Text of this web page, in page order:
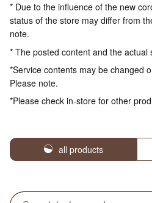
* Due to the influence of the new
status of the store may differ from
note.
* The posted content and the actual
*Service contents may be changed
Please note.
*Please check in-store for other
all products